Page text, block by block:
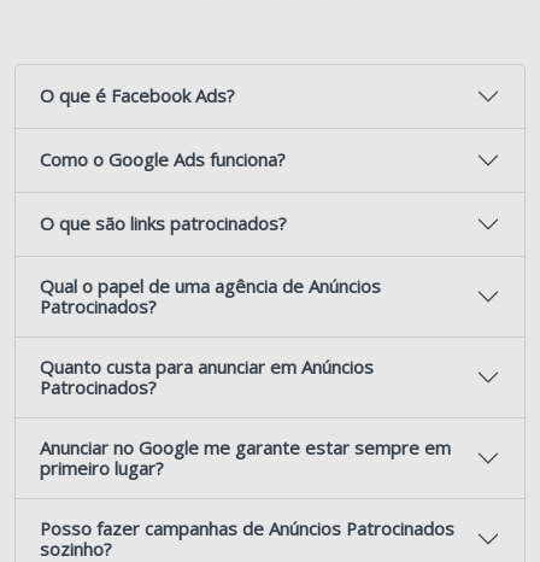
O que é Facebook Ads?
Como o Google Ads funciona?
O que são links patrocinados?
Qual o papel de uma agência de Anúncios
Patrocinados?
Quanto custa para anunciar em Anúncios
Patrocinados?
Anunciar no Google me garante estar sempre em
primeiro lugar?
Posso fazer campanhas de Anúncios Patrocinados
sozinho?